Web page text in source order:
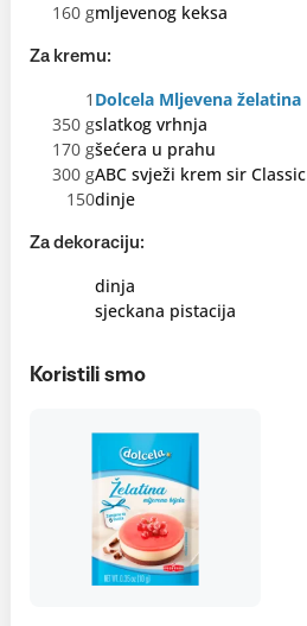
160 gmljevenog keksa
Za kremu:
1 Dolcela Mljevena želatina
350 gslatkog vrhnja
170 gšećera u prahu
300 gABC svježi krem sir Classic
150dinje
Za dekoraciju:
dinja
sjeckana pistacija
Koristili smo